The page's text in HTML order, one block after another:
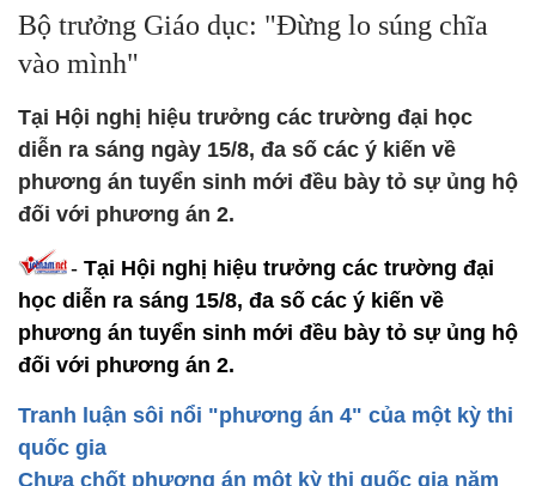
Bộ trưởng Giáo dục: "Đừng lo súng chĩa
vào mình"
Tại Hội nghị hiệu trưởng các trường đại học
diễn ra sáng ngày 15/8, đa số các ý kiến về
phương án tuyển sinh mới đều bày tỏ sự ủng hộ
đối với phương án 2.
- Tại Hội nghị hiệu trưởng các trường đại
học diễn ra sáng 15/8, đa số các ý kiến về
phương án tuyển sinh mới đều bày tỏ sự ủng hộ
đối với phương án 2.
Tranh luận sôi nổi "phương án 4" của một kỳ thi
quốc gia
Chưa chốt phương án một kỳ thi quốc gia năm